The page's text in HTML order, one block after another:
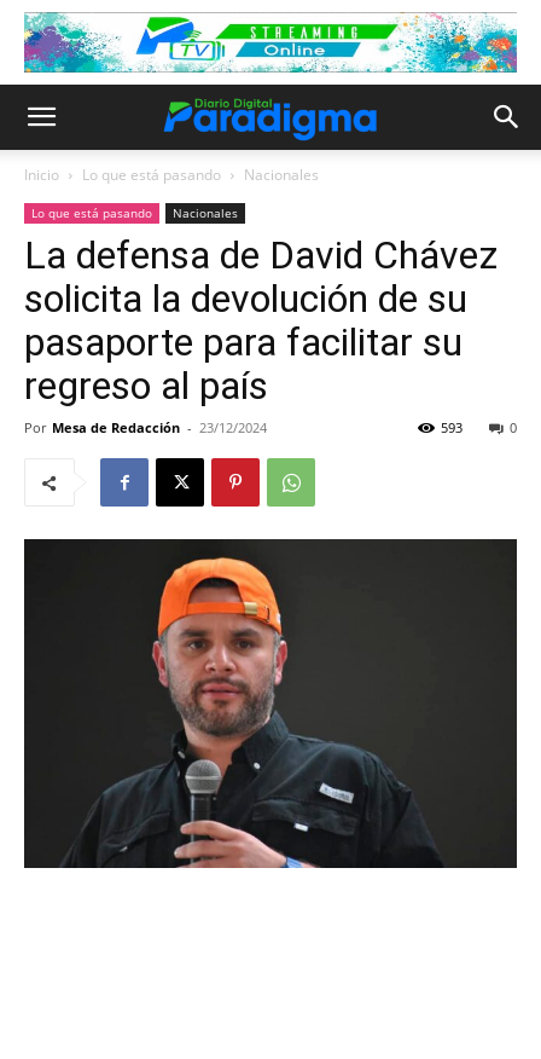
Inicio Lo que está pasando Nacionales
Lo que está pasando Nacionales
La defensa de David Chávez
solicita la devolución de su
pasaporte para facilitar su
regreso al país
Por Mesa de Redacción - 23/12/2024 0
593